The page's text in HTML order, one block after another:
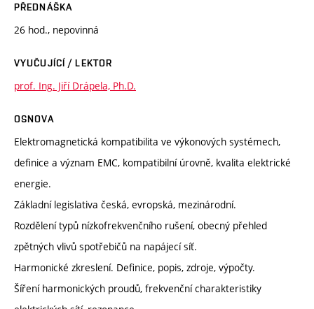
PŘEDNÁŠKA
26 hod., nepovinná
VYUČUJÍCÍ / LEKTOR
prof. Ing. Jiří Drápela, Ph.D.
OSNOVA
Elektromagnetická kompatibilita ve výkonových systémech,
definice a význam EMC, kompatibilní úrovně, kvalita elektrické
energie.
Základní legislativa česká, evropská, mezinárodní.
Rozdělení typů nízkofrekvenčního rušení, obecný přehled
zpětných vlivů spotřebičů na napájecí síť.
Harmonické zkreslení. Definice, popis, zdroje, výpočty.
Šíření harmonických proudů, frekvenční charakteristiky